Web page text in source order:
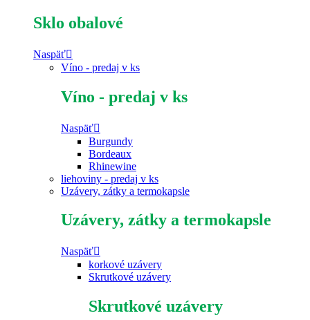
Sklo obalové
Naspäť
Víno - predaj v ks
Víno - predaj v ks
Naspäť
Burgundy
Bordeaux
Rhinewine
liehoviny - predaj v ks
Uzávery, zátky a termokapsle
Uzávery, zátky a termokapsle
Naspäť
korkové uzávery
Skrutkové uzávery
Skrutkové uzávery